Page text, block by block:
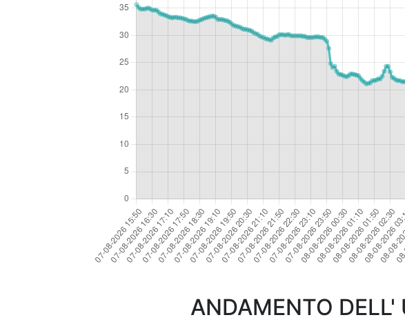
ANDAMENTO